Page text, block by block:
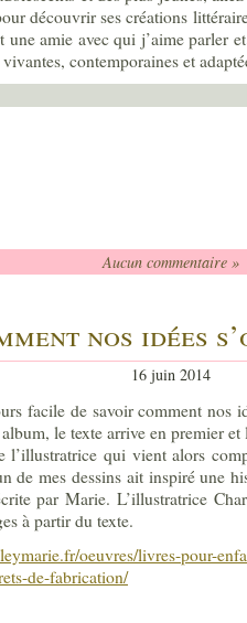
découvrir ses créations
une amie avec qui j’aime parler
contemporaines et
Aucun commentaire »
nos idées
16 juin 2014
facile de savoir comment nos
le texte arrive en premier et
l’illustratrice qui vient alors
de mes dessins ait inspiré une
par Marie. L’illustratrice
à partir du texte.
oeuvres/livres-pour-
de-fabrication/